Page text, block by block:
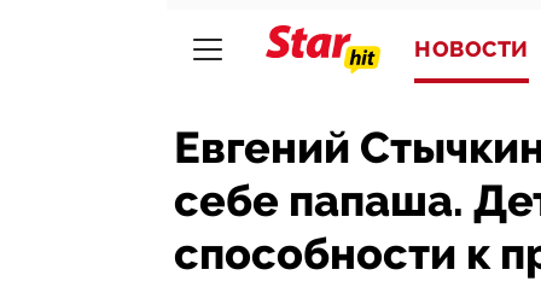
НОВОСТИ
Евгений
себе папаша.
способности к